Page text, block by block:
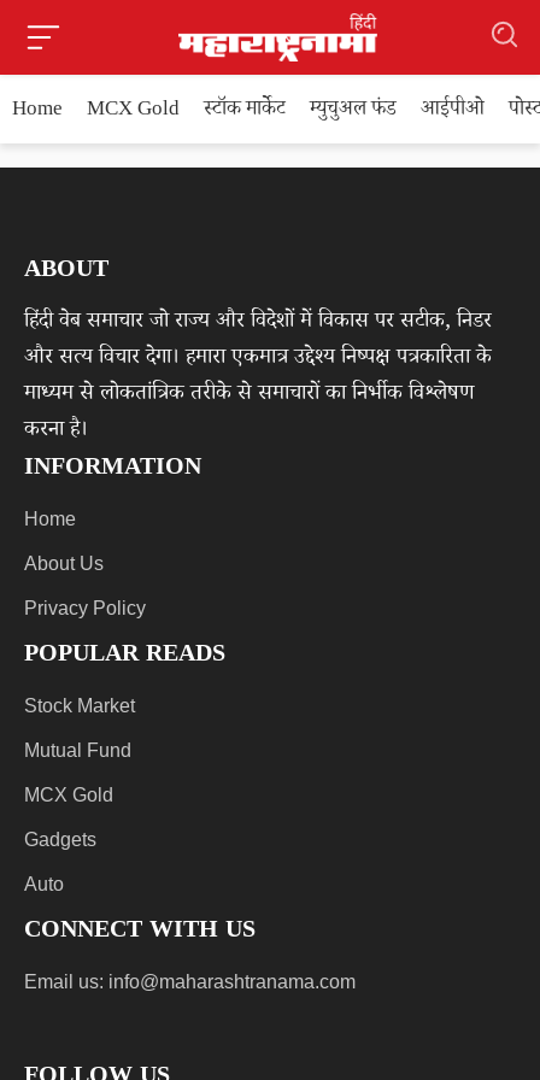
Home MCX Gold स्टॉक मार्केट म्युचुअल फंड आईपीओ
ABOUT
हिंदी वेब समाचार जो राज्य और विदेशों में विकास पर सटीक, निडर
और सत्य विचार देगा। हमारा एकमात्र उद्देश्य निष्पक्ष पत्रकारिता के
माध्यम से लोकतांत्रिक तरीके से समाचारों का निर्भीक विश्लेषण
करना है।
INFORMATION
Home
About Us
Privacy Policy
POPULAR READS
Stock Market
Mutual Fund
MCX Gold
Gadgets
Auto
CONNECT WITH US
Email us: info@maharashtranama.com